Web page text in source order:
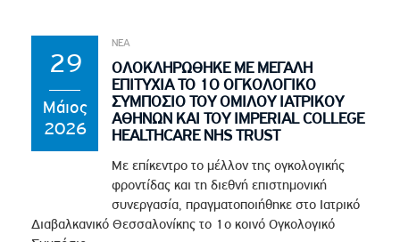
29
Μάιος
2026
ΝΕΑ
ΟΛΟΚΛΗΡΩΘΗΚΕ ΜΕ ΜΕΓΑΛΗ
ΕΠΙΤΥΧΙΑ ΤΟ 1Ο ΟΓΚΟΛΟΓΙΚΟ
ΣΥΜΠΟΣΙΟ ΤΟΥ ΟΜΙΛΟΥ ΙΑΤΡΙΚΟΥ
ΑΘΗΝΩΝ ΚΑΙ ΤΟΥ IMPERIAL COLLEGE
HEALTHCARE NHS TRUST
Με επίκεντρο το μέλλον της ογκολογικής
φροντίδας και τη διεθνή επιστημονική
συνεργασία, πραγματοποιήθηκε στο Ιατρικό
Διαβαλκανικό Θεσσαλονίκης το 1ο κοινό Ογκολογικό